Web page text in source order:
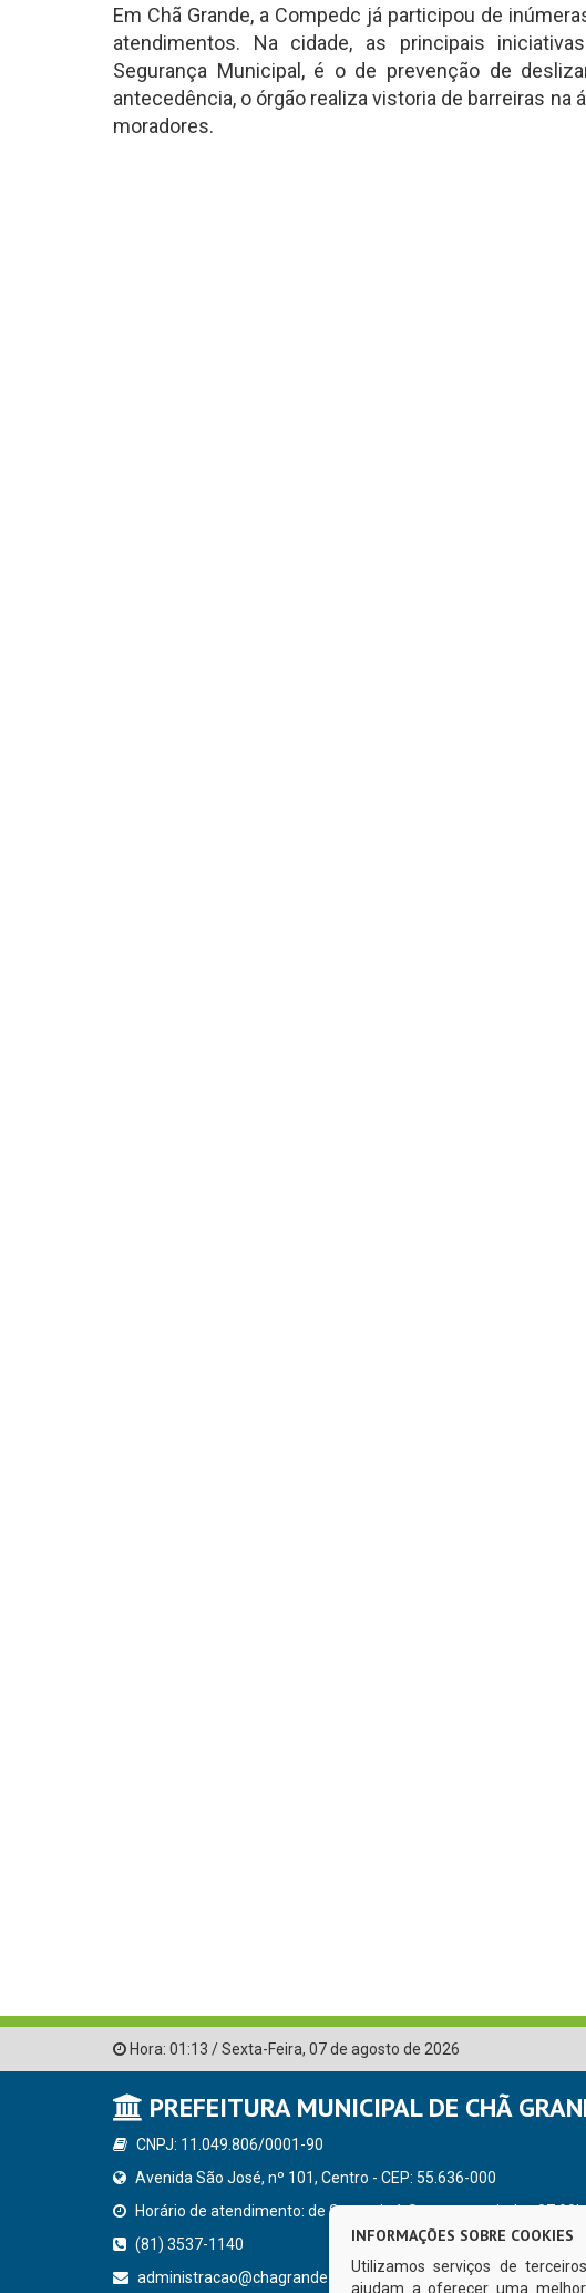
Em Chã Grande, a Compedc já participou de
atendimentos. Na cidade, as principais
Segurança Municipal, é o de prevenção de
antecedência, o órgão realiza vistoria de barreiras na
moradores.
Hora: 01:13 /Sexta-Feira, 07 de agosto de 2026
PREFEITURA MUNICIPAL DE CHÃ
CNPJ: 11.049.806/0001-90
Avenida São José, nº 101, Centro - CEP: 55.636-000
Horário de atendimento: de Segunda à Sexta, a partir das
(81) 3537-1140
administracao@chagrande.pe.gov.br
INFORMAÇÕES SOBRE COOKIES
Utilizamos serviços de
ajudam a oferecer uma